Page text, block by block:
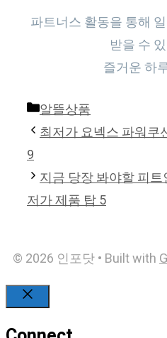
파트너스 활동을 통해
받을 수
즐거운 하
Categories
알뜰상품
최저가 요넥스 파워쿠
9
지금 당장 봐야할 피
저가 제품 탑 5
© 2026 인포닷• Built with